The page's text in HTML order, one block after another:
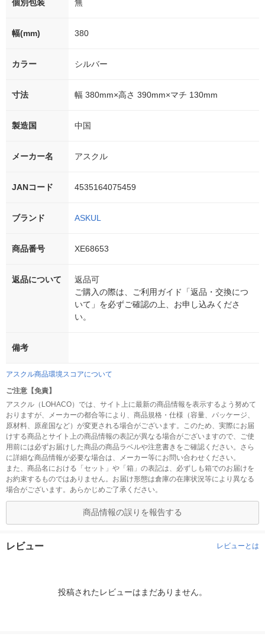
個別包装 無
幅(mm) 380
カラー シルバー
寸法 幅 380mm×高さ 390mm×マチ 130mm
製造国 中国
メーカー名 アスクル
JANコード 4535164075459
ブランド ASKUL
商品番号 XE68653
返品について
返品可
ご購入の際は、ご利用ガイド「返品・交換につ
いて」を必ずご確認の上、お申し込みくださ
い。
備考
アスクル商品環境スコアについて
ご注意【免責】
アスクル（LOHACO）では、サイト上に最新の商品情報を表示するよう努めて
おりますが、メーカーの都合等により、商品規格・仕様（容量、パッケージ、
原材料、原産国など）が変更される場合がございます。このため、実際にお届
けする商品とサイト上の商品情報の表記が異なる場合がございますので、ご使
用前には必ずお届けした商品の商品ラベルや注意書きをご確認ください。さら
に詳細な商品情報が必要な場合は、メーカー等にお問い合わせください。
また、商品名における「セット」や「箱」の表記は、必ずしも箱でのお届けを
お約束するものではありません。お届け形態は倉庫の在庫状況等により異なる
場合がございます。あらかじめご了承ください。
商品情報の誤りを報告する
レビュー レビューとは
投稿されたレビューはまだありません。